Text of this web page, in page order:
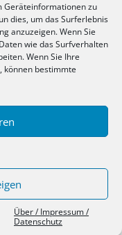
Geräteinformationen zu
dies, um das Surferlebnis
anzuzeigen. Wenn Sie
wie das Surfverhalten
Wenn Sie Ihre
können bestimmte
Über / Impressum /
Datenschutz